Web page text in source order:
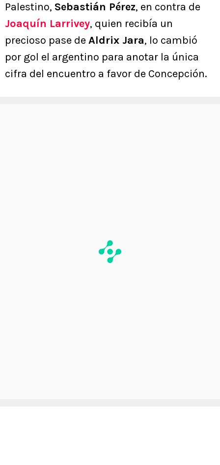
Palestino, Sebastián Pérez, en contra de
Joaquín Larrivey, quien recibía un
precioso pase deAldrix Jara, lo cambió
por gol el argentino para anotar la única
cifra del encuentro a favor de Concepción.